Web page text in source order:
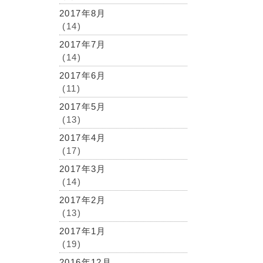
2017年8月
(14)
2017年7月
(14)
2017年6月
(11)
2017年5月
(13)
2017年4月
(17)
2017年3月
(14)
2017年2月
(13)
2017年1月
(19)